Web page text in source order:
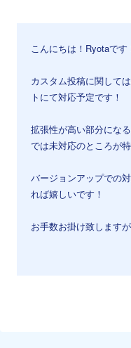
こんにちは！Ryotaです
カスタム投稿に関して
トにて対応予定です！
拡張性が高い部分にな
では未対応のところが
バージョンアップでの
れば嬉しいです！
お手数お掛け致します